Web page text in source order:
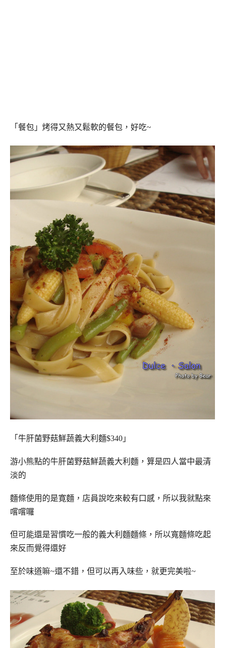
「餐包」烤得又熱又鬆軟的餐包，好吃~
「牛肝菌野菇鮮蔬義大利麵$340」
游小熊點的牛肝菌野菇鮮蔬義大利麵，算是四人當中最清
淡的
麵條使用的是寛麵，店員說吃來較有口感，所以我就點來
嚐嚐囉
但可能還是習慣吃一般的義大利麵麵條，所以寬麵條吃起
來反而覺得還好
至於味道嘛~還不錯，但可以再入味些，就更完美啦~